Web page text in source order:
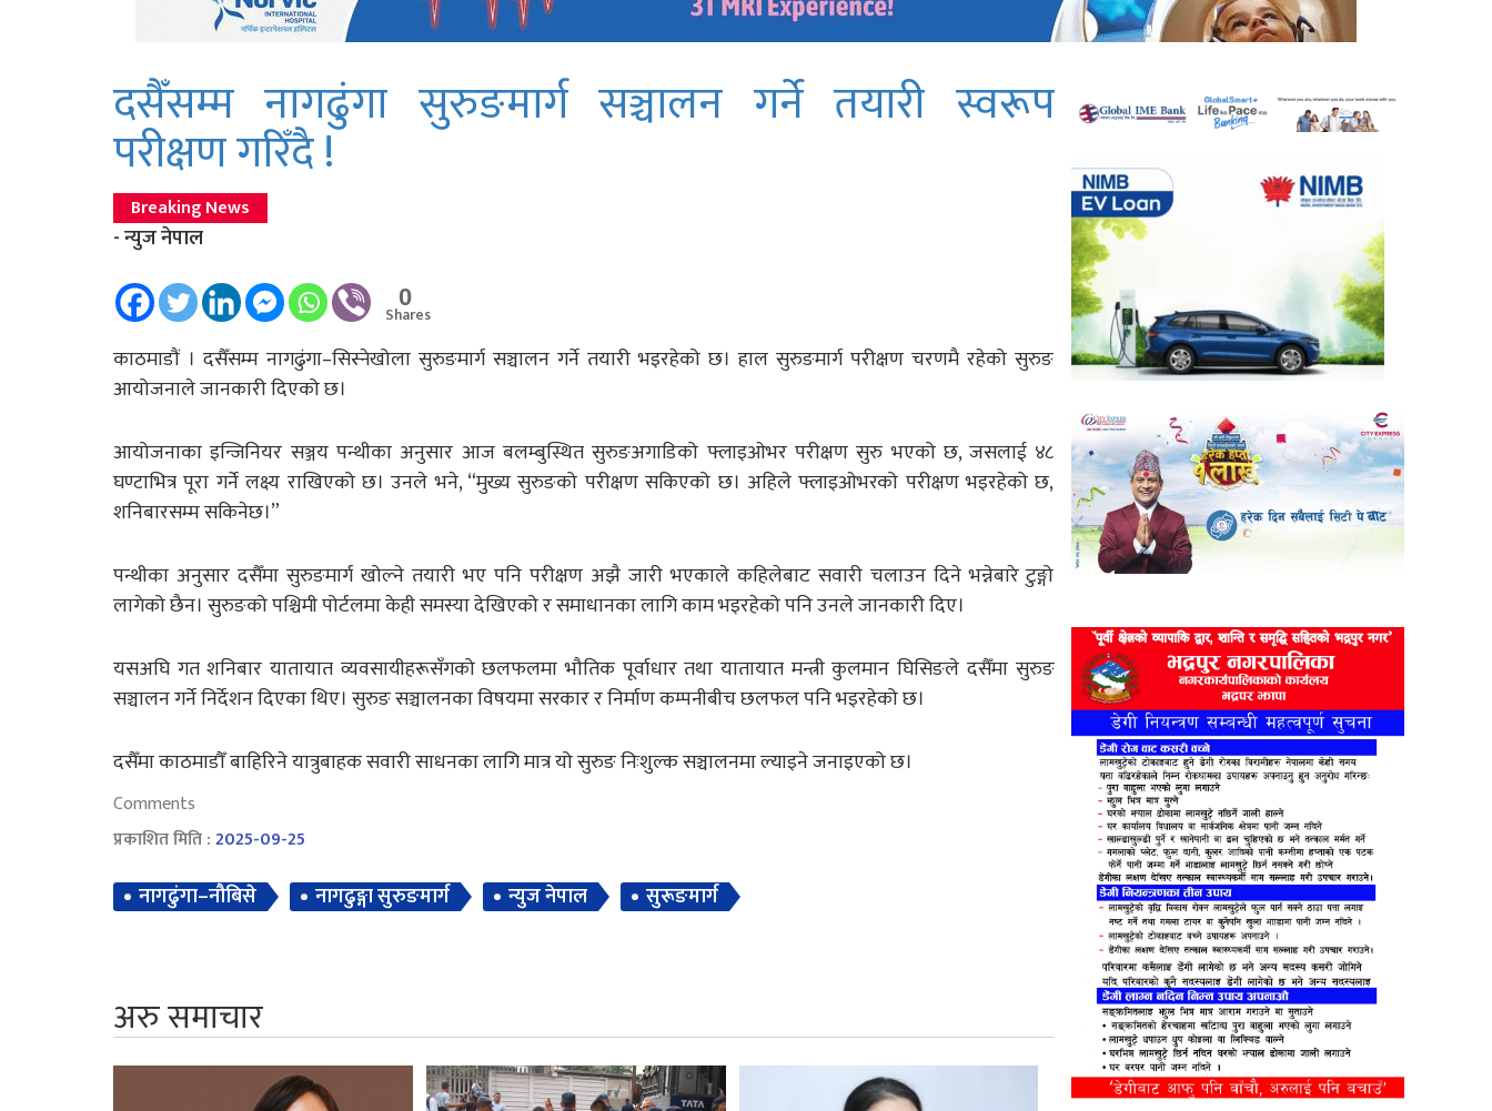
दसैँसम्म नागढुंगा सुरुङमार्ग सञ्चालन गर्ने तयारी स्वरूप
परीक्षण गरिँदै !
Breaking News
- न्युज नेपाल
0
Shares
काठमाडाैं । दसैँसम्म नागढुंगा–सिस्नेखोला सुरुङमार्ग सञ्चालन गर्ने तयारी भइरहेको छ। हाल सुरुङमार्ग परीक्षण चरणमै रहेको सुरुङ
आयोजनाले जानकारी दिएको छ।
आयोजनाका इन्जिनियर सञ्जय पन्थीका अनुसार आज बलम्बुस्थित सुरुङअगाडिको फ्लाइओभर परीक्षण सुरु भएको छ, जसलाई ४८
घण्टाभित्र पूरा गर्ने लक्ष्य राखिएको छ। उनले भने, “मुख्य सुरुङको परीक्षण सकिएको छ। अहिले फ्लाइओभरको परीक्षण भइरहेको छ,
शनिबारसम्म सकिनेछ।”
पन्थीका अनुसार दसैँमा सुरुङमार्ग खोल्ने तयारी भए पनि परीक्षण अझै जारी भएकाले कहिलेबाट सवारी चलाउन दिने भन्नेबारे टुङ्गो
लागेको छैन। सुरुङको पश्चिमी पोर्टलमा केही समस्या देखिएको र समाधानका लागि काम भइरहेको पनि उनले जानकारी दिए।
यसअघि गत शनिबार यातायात व्यवसायीहरूसँगको छलफलमा भौतिक पूर्वाधार तथा यातायात मन्त्री कुलमान घिसिङले दसैँमा सुरुङ
सञ्चालन गर्ने निर्देशन दिएका थिए। सुरुङ सञ्चालनका विषयमा सरकार र निर्माण कम्पनीबीच छलफल पनि भइरहेको छ।
दसैँमा काठमाडौँ बाहिरिने यात्रुबाहक सवारी साधनका लागि मात्र यो सुरुङ निःशुल्क सञ्चालनमा ल्याइने जनाइएको छ।
Comments
प्रकाशित मिति :2025-09-25
नागढुंगा–नौबिसे नागढुङ्गा सुरुङमार्ग न्युज नेपाल सुरूङमार्ग
अरु समाचार